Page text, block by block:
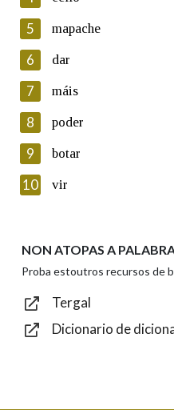
Lin e acepto as
Introduce o código que
Texto de verificación
Enviar
5 mapache
6 dar
7 máis
8 poder
9 botar
10 vir
NON ATOPAS A
Proba estoutros recursos de
Tergal
Dicionario de